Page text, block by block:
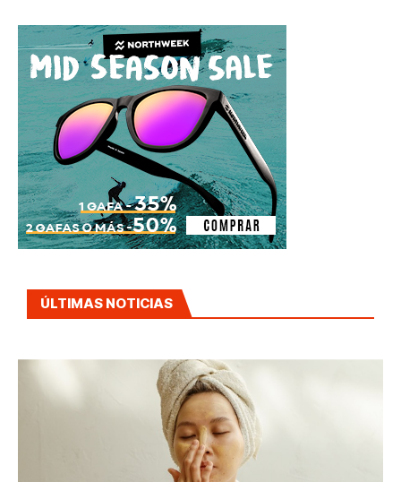
ÚLTIMAS NOTICIAS